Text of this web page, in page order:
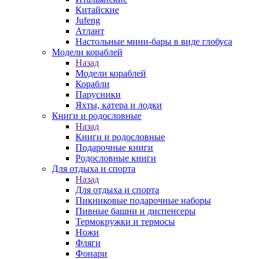
Китайские
Jufeng
Атлант
Настольные мини-бары в виде глобуса
Модели кораблей
Назад
Модели кораблей
Корабли
Парусники
Яхты, катера и лодки
Книги и родословные
Назад
Книги и родословные
Подарочные книги
Родословные книги
Для отдыха и спорта
Назад
Для отдыха и спорта
Пикниковые подарочные наборы
Пивные башни и диспенсеры
Термокружки и термосы
Ножи
Фляги
Фонари